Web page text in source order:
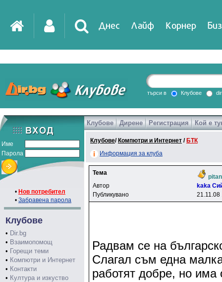
Днес Лайф Корнер
DirTV Impressio
Games
търси в Клубове
Име
Парола
• Нов потребител
• Забравена парола
Клубове
• Dir.bg
• Взаимопомощ
• Горещи теми
• Компютри и Интернет
• Контакти
• Култура и изкуство
Клубове Дирене Регистрация Кой е
Клубове/ Компютри и Интернет / БТК
Информация за клуба
Тема
Автор
kaka
Публикувано
21.11.08
Радвам се на
Слагал съм една
работят добре, но